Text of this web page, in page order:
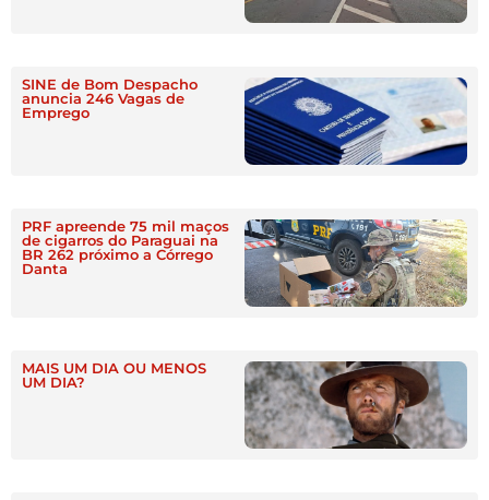
SINE de Bom Despacho
anuncia 246 Vagas de
Emprego
PRF apreende 75 mil maços
de cigarros do Paraguai na
BR 262 próximo a Córrego
Danta
MAIS UM DIA OU MENOS
UM DIA?